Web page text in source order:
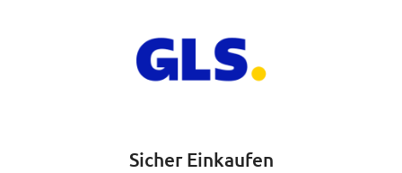
Sicher Einkaufen